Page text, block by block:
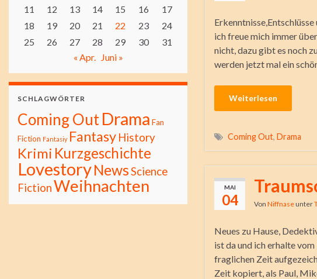
ich freue mich immer
nicht, dazu gibt es noch
werden jetzt mal ein
Weiterlesen
Coming Out, Drama
MAI
04 Von Niffnaseunter
Neues zu Hause,
ist da und ich erhalte
fraglichen Zeit
Zeit kopiert, als Paul,
11
12 13 14 15 16
17
18
19 20 21 22 23
24
25
26 27 28 29 30
31
« Apr. Juni »
SCHLAGWÖRTER
Coming OutDrama Fan
Fiction Fantasiy Fantasy History
Krimi Kurzgeschichte
LovestoryNewsScience
FictionWeihnachten